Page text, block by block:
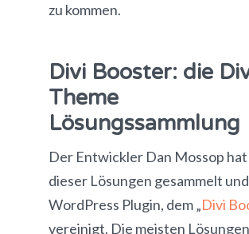
zu kommen.
Divi Booster: die
Theme
Lösungssammlung
Der Entwickler Dan Mossop
dieser Lösungen gesammelt
WordPress Plugin, dem „Divi
vereinigt. Die meisten